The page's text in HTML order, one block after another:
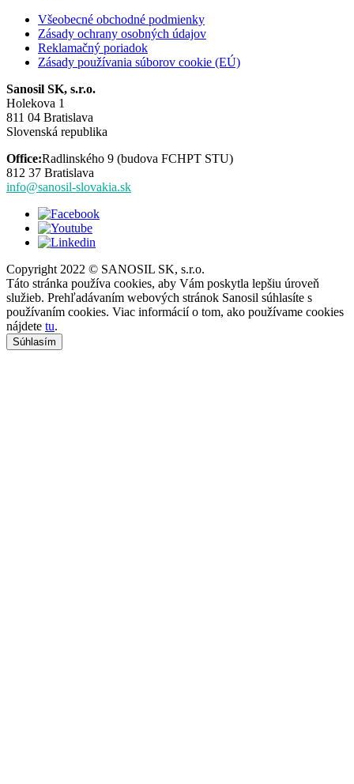
Všeobecné obchodné podmienky
Zásady ochrany osobných údajov
Reklamačný poriadok
Zásady používania súborov cookie (EÚ)
Sanosil SK, s.r.o.
Holekova 1
811 04 Bratislava
Slovenská republika
Office:Radlinského 9 (budova FCHPT STU)
812 37 Bratislava
info@sanosil-slovakia.sk
Copyright 2022 © SANOSIL SK, s.r.o.
Táto stránka používa cookies, aby Vám poskytla lepšiu úroveň
služieb. Prehľadávaním webových stránok Sanosil súhlasíte s
používaním cookies. Viac informácií o tom, ako používame cookies
nájdete tu.
Súhlasím